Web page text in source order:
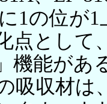
1の位が
点として
機能があ
吸収材は